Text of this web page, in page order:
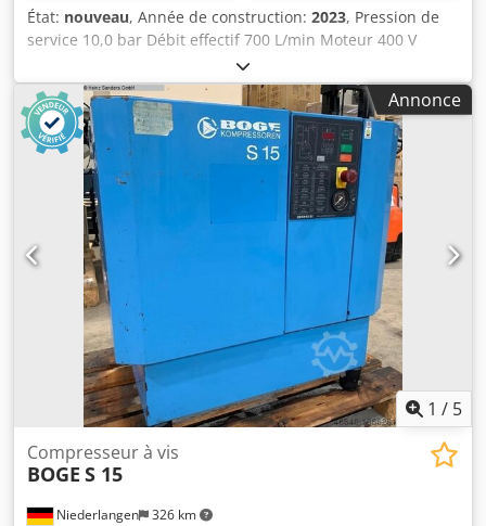
État: nouveau, Année de construction: 2023, Pression de
service 10,0 bar Débit effectif 700 L/min Moteur 400 V
Contenance de cuve 250 litres Poids de la machine env.
397 kg Puissance totale requise 5,5 kW Dimensions L-l-H :
1915 x 650 x 1640 mm Machine d’exposition / jamais mise
en service Nouvelle série de modèles BOGE SOLID ~ Prix
catalogue : 8 848 € / tarif spécial sur demande Fabriqué en
Allemagne Équipement : - Avec réservoir et sécheur /
immédiatement opérationnelle - Commande par
microprocesseur SOLID base control - Capteur de pression
réseau - Système d’entraînement par courroie
Csdjxaahxopfx Aqqjrf - Température d’air comprimé basse
grâce à un refroidisseur après compression efficace -
Réservoir d’air comprimé horizontal intégré sous la
machine - Sécheur frigorifique pour air comprimé inclus *
Fonctionnement automatique avec préfiltre et postfiltre
(installés) (Également disponible en 7,5 bar)
Annonce
1 / 5
Niederlangen 326 km
Compresseur à vis
BOGE S 15